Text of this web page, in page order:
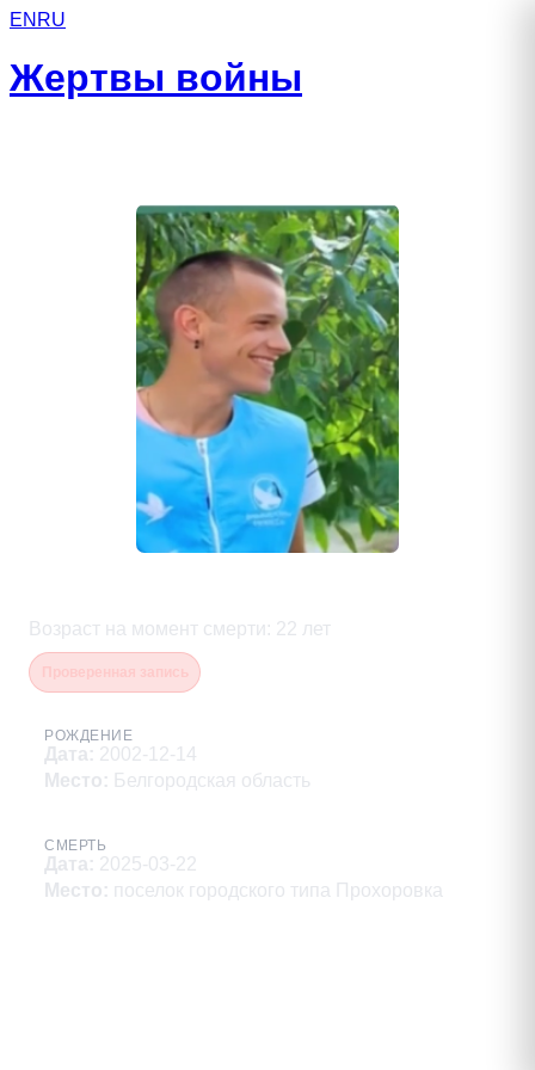
EN RU
Жертвы войны
Возраст на момент смерти : 22 лет
РОЖДЕНИЕ
Дата: 2002-12-14
Место: Белгородская область
СМЕРТЬ
Дата: 2025-03-22
Место: поселок городского типа Прохоровка